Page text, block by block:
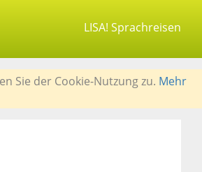
LISA! Sprachreisen
Sie der Cookie-Nutzung zu. Mehr